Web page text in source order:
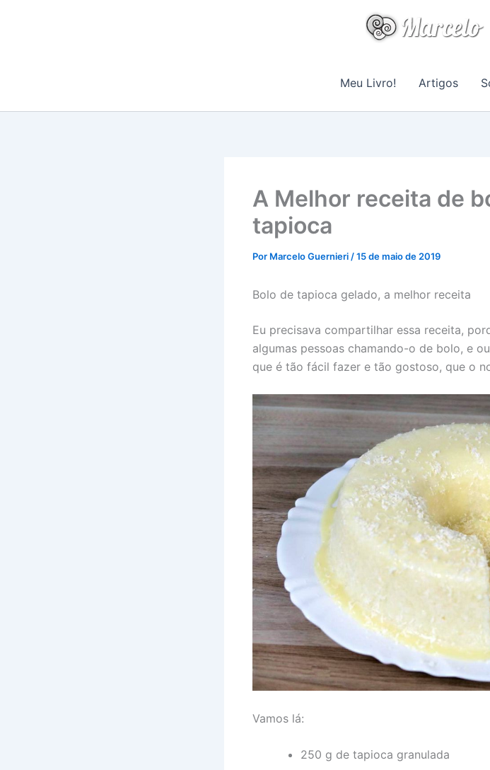
Meu Livro!
Artigos
A Melhor receita de
tapioca
Por Marcelo Guernieri /15 de maio de 2019
Bolo de tapioca gelado, a melhor receita
Eu precisava compartilhar essa receita,
algumas pessoas chamando-o de bolo, e
que é tão fácil fazer e tão gostoso, que o
Vamos lá:
250 g de tapioca granulada